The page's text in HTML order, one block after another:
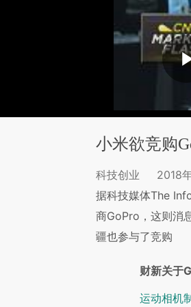
小米欲竞购
科技创业
2018
据科技媒体The
商GoPro，这则消
疆也参与了竞购
财新关于
运动相机